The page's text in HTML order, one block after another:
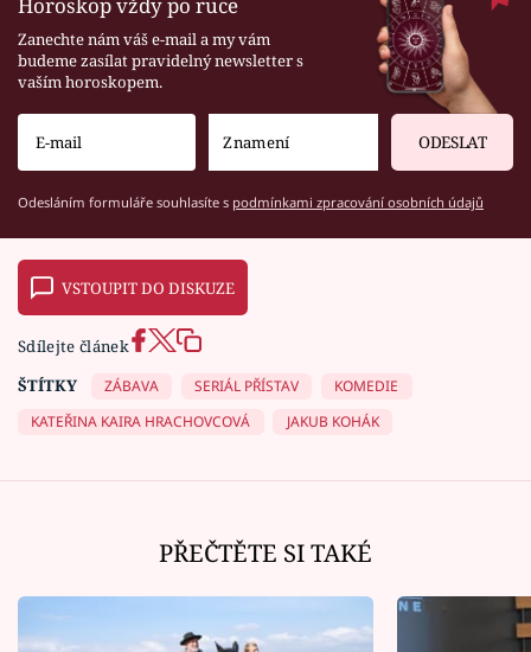
Zanechte nám váš e-mail a my vám
budeme zasílat pravidelný newsletter s
vaším horoskopem.
ODESLAT
Odesláním formuláře souhlasíte s podmínkami zpracování osobních údajů
VSTOUPIT DO DISKUZE
Sdílejte článek
ŠTÍTKY
ZÁBAVA SERIÁL PŘÍSTAV
KOMEDIE
KATEŘINA KAIRA HRACHOVCOVÁ
JAKUB KOHÁK
PŘEČTĚTE SI TAKÉ